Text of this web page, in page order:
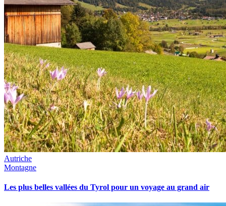
Autriche
Montagne
Les plus belles vallées du Tyrol pour un voyage au grand air